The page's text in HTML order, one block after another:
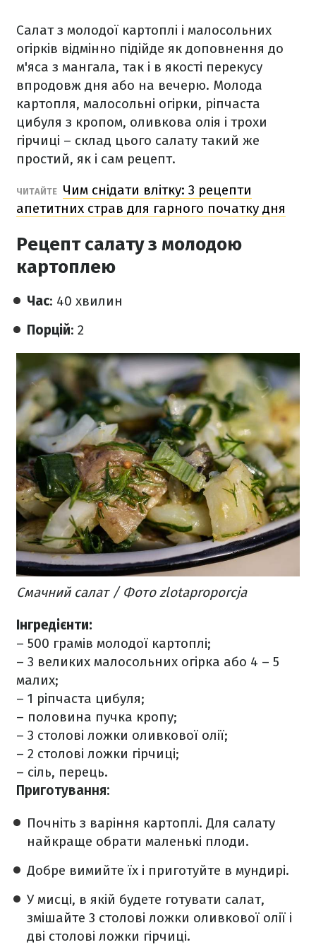
Салат з молодої картоплі і малосольних
огірків відмінно підійде як доповнення до
м'яса з мангала, так і в якості перекусу
впродовж дня або на вечерю. Молода
картопля, малосольні огірки, ріпчаста
цибуля з кропом, оливкова олія і трохи
гірчиці – склад цього салату такий же
простий, як і сам рецепт.
ЧИТАЙТЕ Чим снідати влітку: 3 рецепти
апетитних страв для гарного початку дня
Рецепт салату з молодою
картоплею
Час: 40 хвилин
Порцій: 2
Смачний салат / Фото zlotaproporcja
Інгредієнти:
– 500 грамів молодої картоплі;
– 3 великих малосольних огірка або 4 – 5
малих;
– 1 ріпчаста цибуля;
– половина пучка кропу;
– 3 столові ложки оливкової олії;
– 2 столові ложки гірчиці;
– сіль, перець.
Приготування:
Почніть з варіння картоплі. Для салату
найкраще обрати маленькі плоди.
Добре вимийте їх і приготуйте в мундирі.
У мисці, в якій будете готувати салат,
змішайте 3 столові ложки оливкової олії і
дві столові ложки гірчиці.